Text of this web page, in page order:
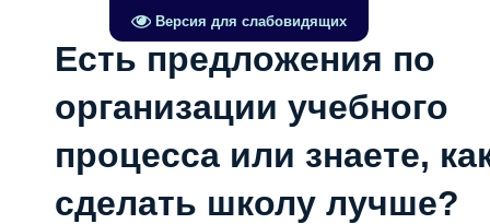
Версия для слабовидящих
Есть предложения по
организации учебного
процесса или знаете,
сделать школу лучше?